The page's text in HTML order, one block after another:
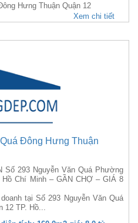
Hưng Thuận Quận 12
Xem chi tiết
Đông Hưng Thuận
Số 293 Nguyễn Văn Quá Phường
Chí Minh – GẦN CHỢ – GIÁ 8
tại Số 293 Nguyễn Văn Quá
12 TP. Hồ...